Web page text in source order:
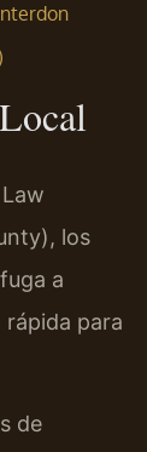
los
a
para
de